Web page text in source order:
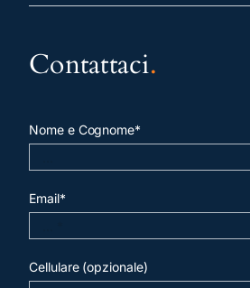
Contattaci.
Nome e Cognome*
Email*
Cellulare (opzionale)